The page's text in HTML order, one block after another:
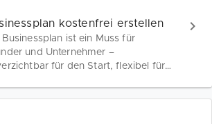
kostenfrei erstellen
Businessplan ist ein Muss für
und Unternehmer –
für den Start, flexibel für